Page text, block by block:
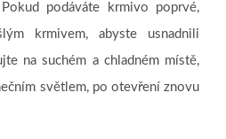
podáváte krmivo poprvé,
krmivem, abyste usnadnili
na suchém a chladném místě,
světlem, po otevření znovu